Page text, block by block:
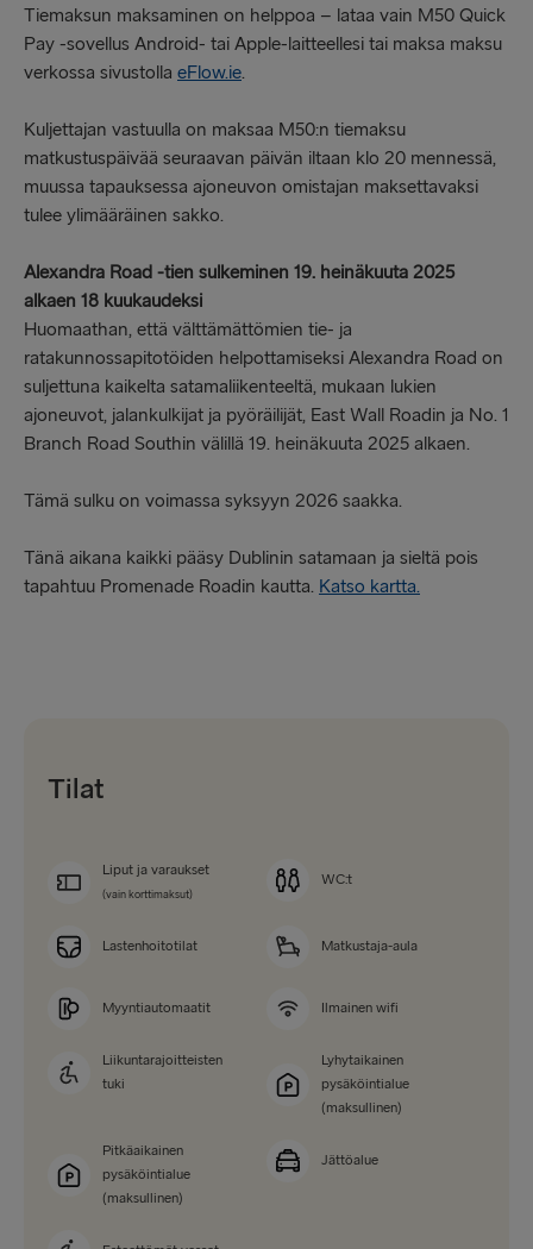
Tiemaksun maksaminen on helppoa – lataa vain M50 Quick
Pay -sovellus Android- tai Apple-laitteellesi tai maksa maksu
verkossa sivustolla eFlow.ie.
Kuljettajan vastuulla on maksaa M50:n tiemaksu
matkustuspäivää seuraavan päivän iltaan klo 20 mennessä,
muussa tapauksessa ajoneuvon omistajan maksettavaksi
tulee ylimääräinen sakko.
Alexandra Road -tien sulkeminen 19. heinäkuuta 2025
alkaen 18 kuukaudeksi
Huomaathan, että välttämättömien tie- ja
ratakunnossapitotöiden helpottamiseksi Alexandra Road on
suljettuna kaikelta satamaliikenteeltä, mukaan lukien
ajoneuvot, jalankulkijat ja pyöräilijät, East Wall Roadin ja No. 1
Branch Road Southin välillä 19. heinäkuuta 2025 alkaen.
Tämä sulku on voimassa syksyyn 2026 saakka.
Tänä aikana kaikki pääsy Dublinin satamaan ja sieltä pois
tapahtuu Promenade Roadin kautta. Katso kartta.
Tilat
Liput ja varaukset
(vain korttimaksut)
WC:t
Lastenhoitotilat Matkustaja-aula
Myyntiautomaatit Ilmainen wifi
Liikuntarajoitteisten
tuki
Lyhytaikainen
pysäköintialue
(maksullinen)
Pitkäaikainen
pysäköintialue
(maksullinen)
Jättöalue